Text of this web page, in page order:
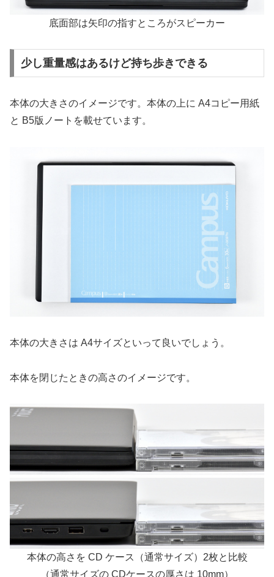
底面部は矢印の指すところがスピーカー
少し重量感はあるけど持ち歩きできる
本体の大きさのイメージです。本体の上に A4コピー用紙
と B5版ノートを載せています。
本体の大きさは A4サイズといって良いでしょう。
本体を閉じたときの高さのイメージです。
本体の高さを CD ケース（通常サイズ）2枚と比較
（通常サイズの CDケースの厚さは 10mm）